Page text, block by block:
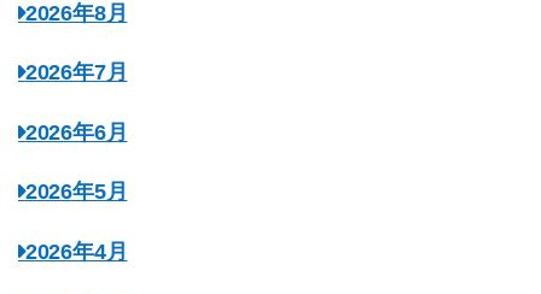
2026年8月
2026年7月
2026年6月
2026年5月
2026年4月